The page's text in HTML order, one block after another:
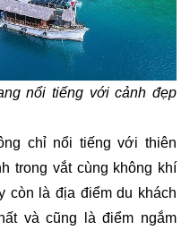
nổi tiếng với cảnh đẹp
chỉ nổi tiếng với thiên
trong vắt cùng không khí
còn là địa điểm du khách
và cũng là điểm ngắm